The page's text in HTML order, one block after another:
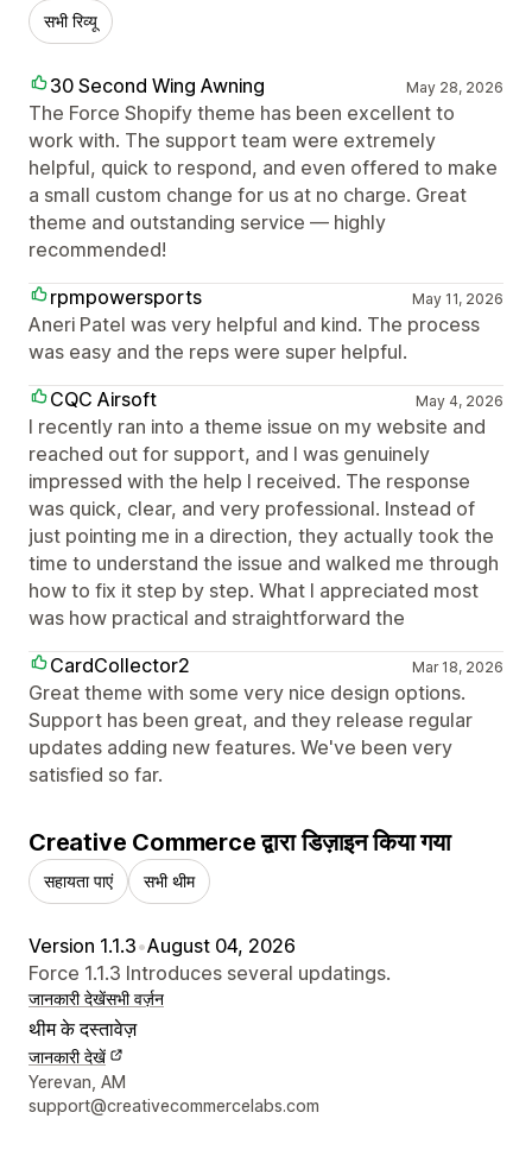
सभी रिव्यू
30 Second Wing Awning May 28, 2026
The Force Shopify theme has been excellent to
work with. The support team were extremely
helpful, quick to respond, and even offered to make
a small custom change for us at no charge. Great
theme and outstanding service — highly
recommended!
rpmpowersports
May 11, 2026
Aneri Patel was very helpful and kind. The process
was easy and the reps were super helpful.
CQC Airsoft
May 4, 2026
I recently ran into a theme issue on my website and
reached out for support, and I was genuinely
impressed with the help I received. The response
was quick, clear, and very professional. Instead of
just pointing me in a direction, they actually took the
time to understand the issue and walked me through
how to fix it step by step. What I appreciated most
was how practical and straightforward the
CardCollector2
Mar 18, 2026
Great theme with some very nice design options.
Support has been great, and they release regular
updates adding new features. We've been very
satisfied so far.
Creative Commerce द्वारा डिज़ाइन किया गया
सहायता पाएं सभी थीम
Version 1.1.3•August 04, 2026
Force 1.1.3 Introduces several updatings.
जानकारी देखेंसभी वर्ज़न
थीम के दस्तावेज़
जानकारी देखें
डिज़ाइनर के संपर्क की जानकारी
Yerevan, AM
support@creativecommercelabs.com